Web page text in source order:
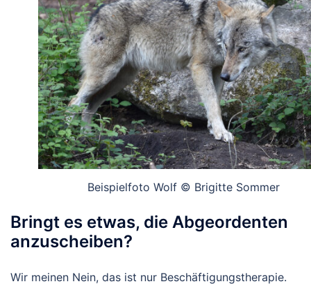
Beispielfoto Wolf © Brigitte Sommer
Bringt es etwas, die Abgeordenten
anzuscheiben?
Wir meinen Nein, das ist nur Beschäftigungstherapie.